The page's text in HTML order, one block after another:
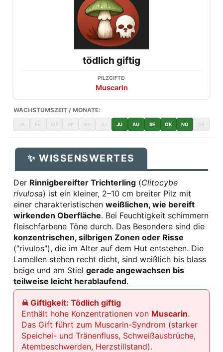
tödlich giftig
PILZGIFTE:
Muscarin
WACHSTUMSZEIT / MONATE:
JA FE MÄ AP MA JU JU AU SE OK NO DE
✨ WISSENSWERTES
Der Rinnigbereifter Trichterling (Clitocybe
rivulosa) ist ein kleiner, 2–10 cm breiter Pilz mit
einer charakteristischen weißlichen, wie bereift
wirkenden Oberfläche. Bei Feuchtigkeit schimmern
fleischfarbene Töne durch. Das Besondere sind die
konzentrischen, silbrigen Zonen oder Risse
("rivulos"), die im Alter auf dem Hut entstehen. Die
Lamellen stehen recht dicht, sind weißlich bis blass
beige und am Stiel gerade angewachsen bis
teilweise leicht herablaufend.
☠ Giftigkeit: Tödlich giftig
Enthält hohe Konzentrationen von Muscarin.
Das Gift führt zum Muscarin-Syndrom (starker
Speichel- und Tränenfluss, Schweißausbrüche,
Atembeschwerden, Herzstillstand).